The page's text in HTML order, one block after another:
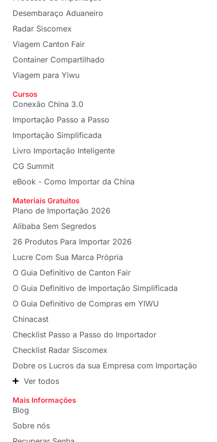
Desembaraço Aduaneiro
Radar Siscomex
Viagem Canton Fair
Container Compartilhado
Viagem para Yiwu
Cursos
Conexão China 3.0
Importação Passo a Passo
Importação Simplificada
Livro Importação Inteligente
CG Summit
eBook - Como Importar da China
Materiais Gratuitos
Plano de Importação 2026
Alibaba Sem Segredos
26 Produtos Para Importar 2026
Lucre Com Sua Marca Própria
O Guia Definitivo de Canton Fair
O Guia Definitivo de Importação Simplificada
O Guia Definitivo de Compras em YIWU
Chinacast
Checklist Passo a Passo do Importador
Checklist Radar Siscomex
Dobre os Lucros da sua Empresa com Importação
Ver todos
Mais Informações
Blog
Sobre nós